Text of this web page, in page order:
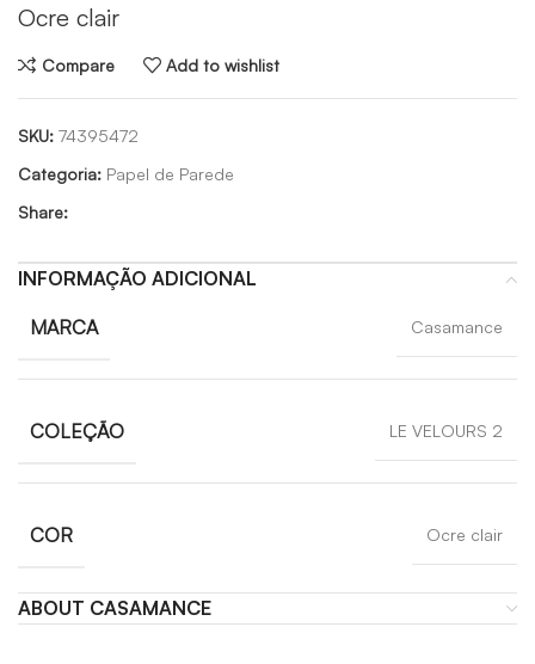
Ocre clair
Compare Add to wishlist
SKU: 74395472
Categoria: Papel de Parede
Share:
INFORMAÇÃO ADICIONAL
MARCA Casamance
COLEÇÃO LE VELOURS 2
COR Ocre clair
ABOUT CASAMANCE